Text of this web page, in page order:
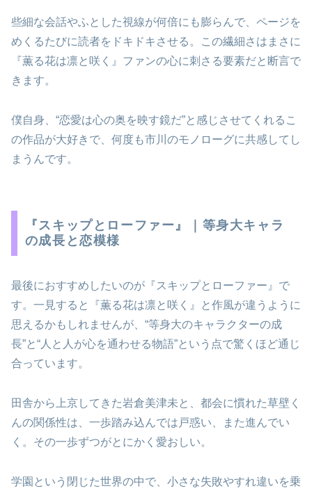
些細な会話やふとした視線が何倍にも膨らんで、ページを
めくるたびに読者をドキドキさせる。この繊細さはまさに
『薫る花は凛と咲く』ファンの心に刺さる要素だと断言で
きます。
僕自身、“恋愛は心の奥を映す鏡だ”と感じさせてくれるこ
の作品が大好きで、何度も市川のモノローグに共感してし
まうんです。
『スキップとローファー』｜等身大キャラ
の成長と恋模様
最後におすすめしたいのが『スキップとローファー』で
す。一見すると『薫る花は凛と咲く』と作風が違うように
思えるかもしれませんが、“等身大のキャラクターの成
長”と“人と人が心を通わせる物語”という点で驚くほど通じ
合っています。
田舎から上京してきた岩倉美津未と、都会に慣れた草壁く
んの関係性は、一歩踏み込んでは戸惑い、また進んでい
く。その一歩ずつがとにかく愛おしい。
学園という閉じた世界の中で、小さな失敗やすれ違いを乗